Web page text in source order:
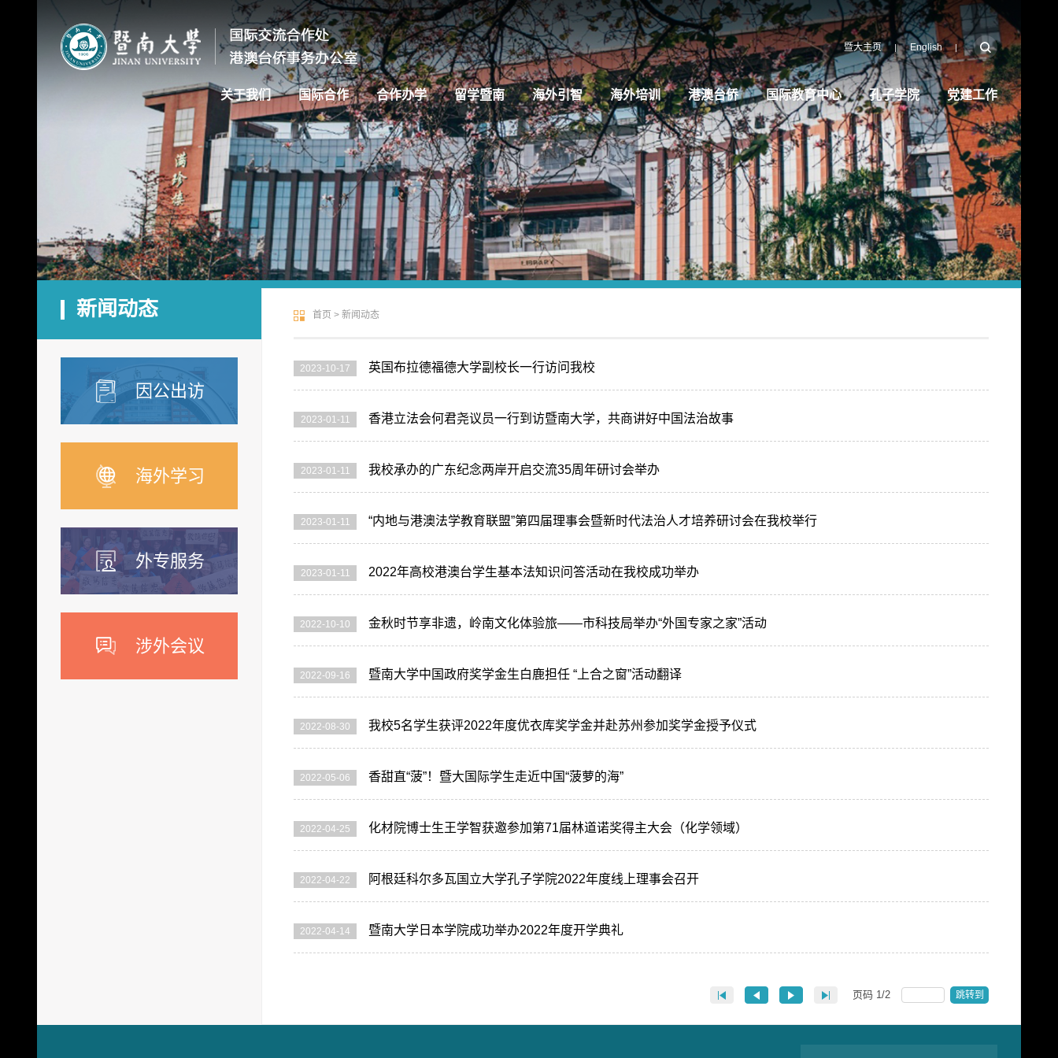
暨大主页 English
关于我们 国际合作 合作办学 留学暨南 海外引智 海外培训 港澳台侨 国际教育中心 孔子学院 党建工作
新闻动态
因公出访
海外学习
外专服务
涉外会议
首页 > 新闻动态
2023-10-17 英国布拉德福德大学副校长一行访问我校
2023-01-11 香港立法会何君尧议员一行到访暨南大学，共商讲好中国法治故事
2023-01-11 我校承办的广东纪念两岸开启交流35周年研讨会举办
2023-01-11 “内地与港澳法学教育联盟”第四届理事会暨新时代法治人才培养研讨会在我校举行
2023-01-11 2022年高校港澳台学生基本法知识问答活动在我校成功举办
2022-10-10 金秋时节享非遗，岭南文化体验旅——市科技局举办“外国专家之家”活动
2022-09-16 暨南大学中国政府奖学金生白鹿担任 “上合之窗”活动翻译
2022-08-30 我校5名学生获评2022年度优衣库奖学金并赴苏州参加奖学金授予仪式
2022-05-06 香甜直“菠”！暨大国际学生走近中国“菠萝的海”
2022-04-25 化材院博士生王学智获邀参加第71届林道诺奖得主大会（化学领域）
2022-04-22 阿根廷科尔多瓦国立大学孔子学院2022年度线上理事会召开
2022-04-14 暨南大学日本学院成功举办2022年度开学典礼
页码 1 /2 跳转到